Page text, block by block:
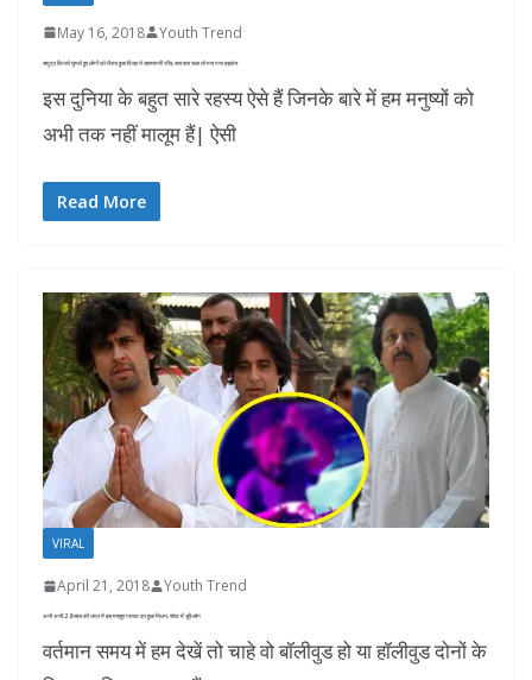
May 16, 2018 Youth Trend
समुद्र किनारे घुमते हुए लोगों को तैरता हुआ दिखा ये रहस्यमयी जीव, सच पता चला तो मच गया हड़कंप
इस दुनिया के बहुत सारे रहस्य ऐसे हैं जिनके बारे में हम मनुष्यों को
अभी तक नहीं मालूम हैं| ऐसी
Read More
VIRAL
April 21, 2018 Youth Trend
अभी अभी: 28 साल की उम्र में इस मशहूर गायक का हुआ निधन, शोक में डूबेे लोग
वर्तमान समय में हम देखें तो चाहे वो बॉलीवुड हो या हॉलीवुड दोनों के